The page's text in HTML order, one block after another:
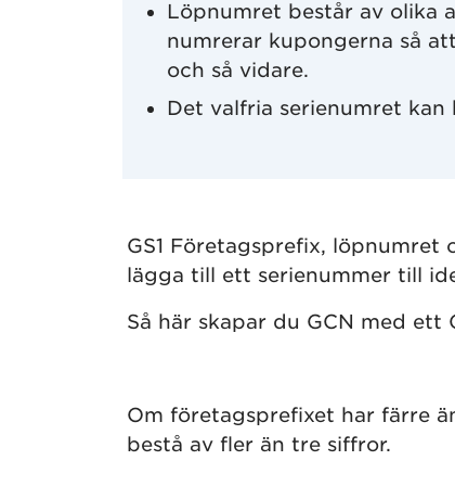
Löpnumret består av olika
numrerar kupongerna så
och så vidare.
Det valfria serienumret kan
GS1 Företagsprefix,
lägga till ett serienummer till
Så här skapar du GCN med ett
Om företagsprefixet har färre
bestå av fler än tre siffror.